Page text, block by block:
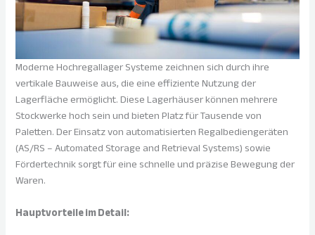
Moderne Hochregallager Systeme zeichnen sich durch ihre
vertikale Bauweise aus, die eine effiziente Nutzung der
Lagerfläche ermöglicht. Diese Lagerhäuser können mehrere
Stockwerke hoch sein und bieten Platz für Tausende von
Paletten. Der Einsatz von automatisierten Regalbediengeräten
(AS/RS – Automated Storage and Retrieval Systems) sowie
Fördertechnik sorgt für eine schnelle und präzise Bewegung der
Waren.
Hauptvorteile im Detail: